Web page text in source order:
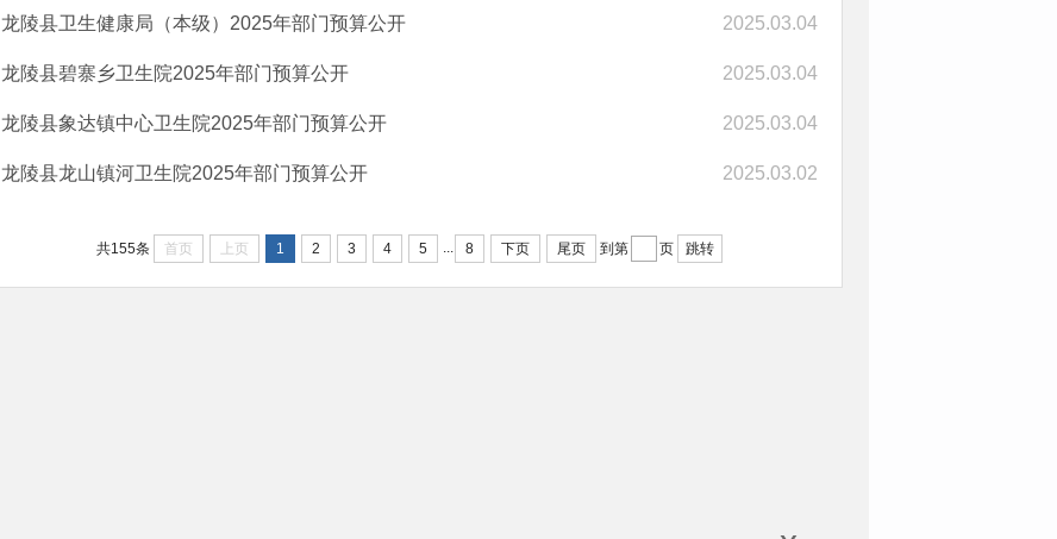
龙陵县卫生健康局（本级）2025年部门预算公开 2025.03.04
龙陵县碧寨乡卫生院2025年部门预算公开 2025.03.04
龙陵县象达镇中心卫生院2025年部门预算公开 2025.03.04
龙陵县龙山镇河卫生院2025年部门预算公开 2025.03.02
共155条 首页 上页 1 2 3 4 5 ... 8 下页 尾页 到第 页 跳转